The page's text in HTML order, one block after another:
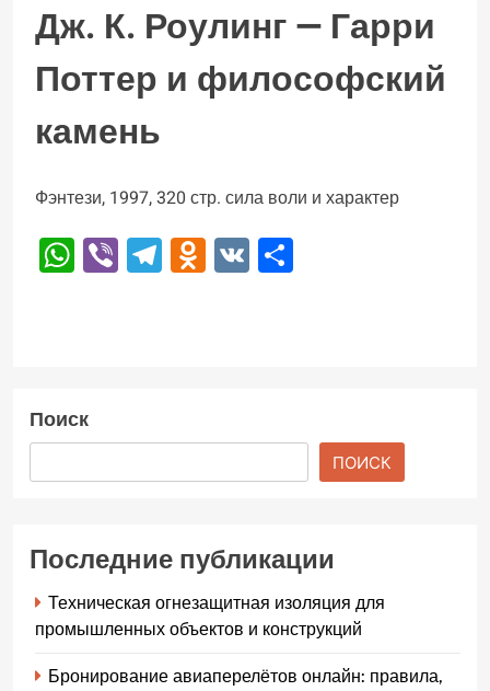
Дж. К. Роулинг — Гарри
Поттер и философский
камень
Фэнтези, 1997, 320 стр. сила воли и характер
WhatsApp
ViberTelegram
Odnoklassniki
VK
Поиск
ПОИСК
Последние публикации
Техническая огнезащитная изоляция для
промышленных объектов и конструкций
Бронирование авиаперелётов онлайн: правила,